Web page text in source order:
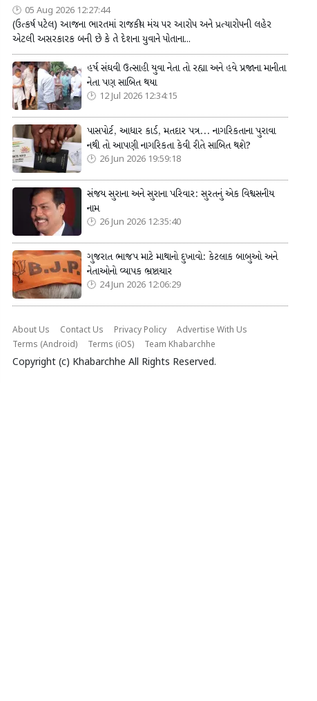
05 Aug 2026 12:27:44
(ઉત્કર્ષ પટેલ) આજના ભારતમાં રાજકીય મંચ પર આરોપ અને પ્રત્યારોપની લહેર
એટલી અસરકારક બની છે કે તે દેશના યુવાને પોતાના...
હર્ષ સંઘવી ઉત્સાહી યુવા નેતા તો રહ્યા અને હવે પ્રજાના માનીતા
નેતા પણ સાબિત થયા
12 Jul 2026 12:34:15
પાસપોર્ટ, આધાર કાર્ડ, મતદાર પત્ર... નાગરિકતાના પુરાવા
નથી તો આપણી નાગરિકતા કેવી રીતે સાબિત થશે?
26 Jun 2026 19:59:18
સંજય સુરાના અને સુરાના પરિવાર: સુરતનું એક વિશ્વસનીય
નામ
26 Jun 2026 12:35:40
ગુજરાત ભાજપ માટે માથાનો દુખાવો: કેટલાક બાબુઓ અને
નેતાઓનો વ્યાપક ભ્રષ્ટાચાર
24 Jun 2026 12:06:29
About Us Contact Us Privacy Policy
Advertise With Us
Terms (Android)
Terms (iOS) Team Khabarchhe
Copyright (c) Khabarchhe All Rights Reserved.